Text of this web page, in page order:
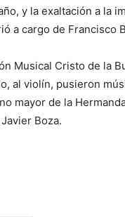
y la exaltación a la
a cargo de Francisco
Musical Cristo de la
al violín, pusieron
mayor de la
Boza.